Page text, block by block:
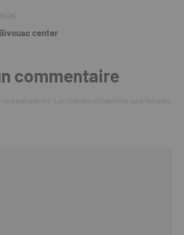
center
commentaire